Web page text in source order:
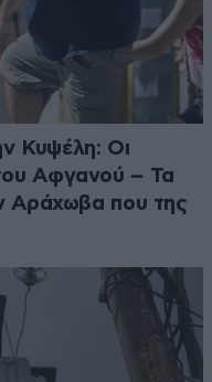
Κυψέλη: Οι
Αφγανού – Τα
Αράχωβα που της